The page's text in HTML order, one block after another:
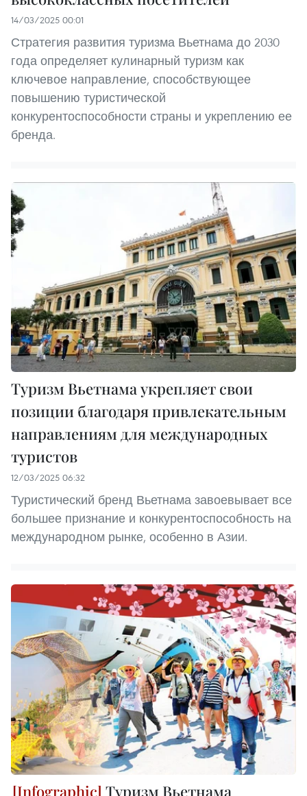
14/03/2025 00:01
Стратегия развития туризма Вьетнама до 2030
года определяет кулинарный туризм как
ключевое направление, способствующее
повышению туристической
конкурентоспособности страны и укреплению ее
бренда.
Туризм Вьетнама укрепляет свои
позиции благодаря привлекательным
направлениям для международных
туристов
12/03/2025 06:32
Туристический бренд Вьетнама завоевывает все
большее признание и конкурентоспособность на
международном рынке, особенно в Азии.
Туризм Вьетнама